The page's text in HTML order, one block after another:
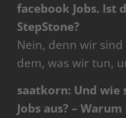
facebook Jobs. Ist
StepStone?
Nein, denn wir
dem, was wir tun,
saatkorn: Und wie
Jobs aus? –